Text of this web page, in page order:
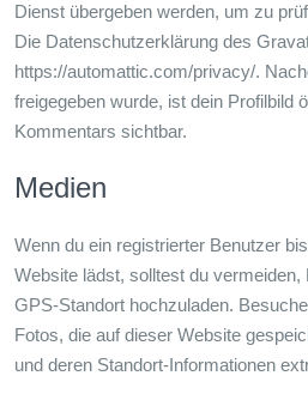
Dienst übergeben werden, um zu
Die Datenschutzerklärung des
https://automattic.com/privacy/.
freigegeben wurde, ist dein Profilbild
Kommentars sichtbar.
Medien
Wenn du ein registrierter Benutzer
Website lädst, solltest du
GPS-Standort hochzuladen.
Fotos, die auf dieser Website
und deren Standort-Informationen